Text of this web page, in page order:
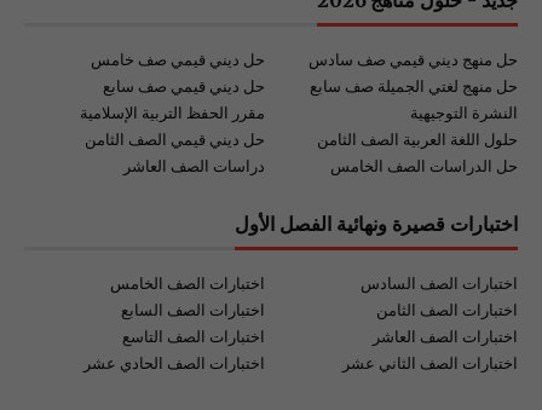
حل ديني قيمي صف خامس
حل منهج ديني قيمي صف سادس
حل ديني قيمي صف سابع
حل منهج لغتي الجميلة صف سابع
مقرر الحفظ التربية الإسلامية
النشرة التوجيهية
حل ديني قيمي الصف الثامن
حلول اللغة العربية الصف الثامن
دراسات الصف العاشر
حل الدراسات الصف الخامس
اختبارات قصيرة ونهائية الفصل الأول
اختبارات الصف الخامس
اختبارات الصف السادس
اختبارات الصف السابع
اختبارات الصف الثامن
اختبارات الصف التاسع
اختبارات الصف العاشر
اختبارات الصف الحادي عشر
اختبارات الصف الثاني عشر